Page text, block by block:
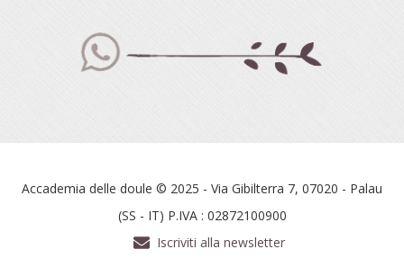
Accademia delle doule © 2025 - Via Gibilterra 7, 07020 - Palau
(SS - IT) P.IVA : 02872100900
Iscriviti alla newsletter